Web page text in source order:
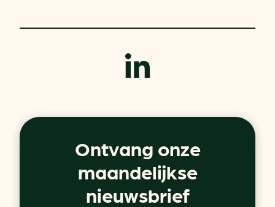
Ontvang onze
maandelijkse
nieuwsbrief